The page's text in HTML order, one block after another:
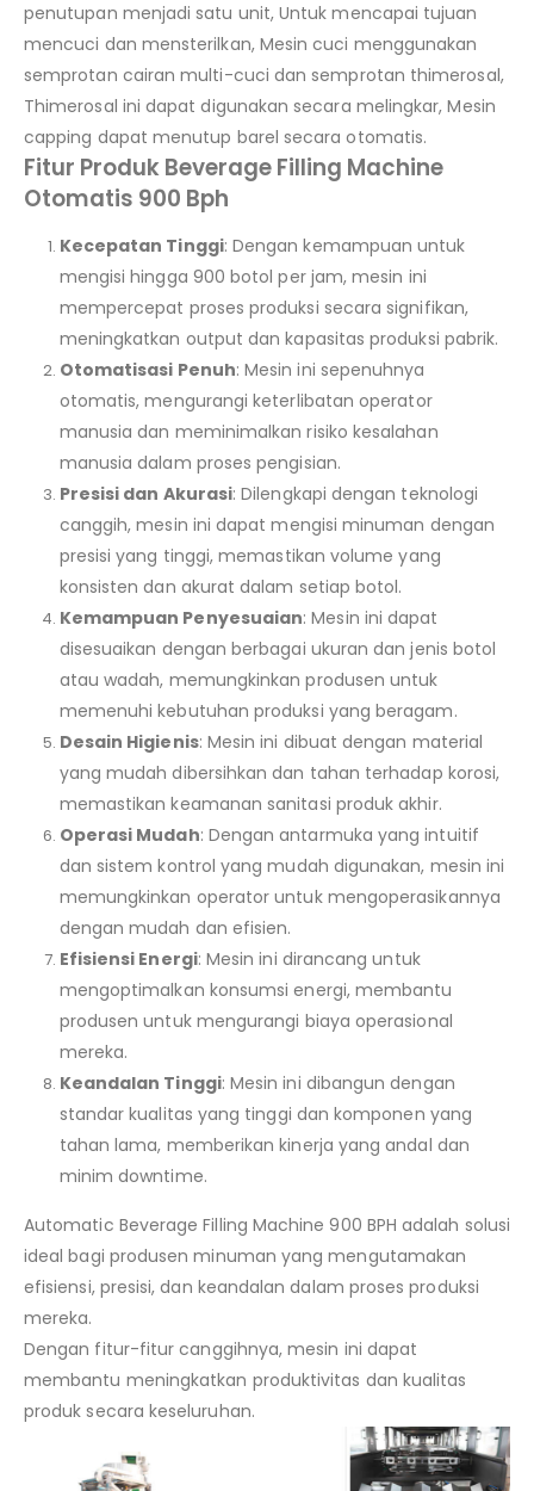
penutupan menjadi satu unit, Untuk mencapai tujuan
mencuci dan mensterilkan, Mesin cuci menggunakan
semprotan cairan multi-cuci dan semprotan thimerosal,
Thimerosal ini dapat digunakan secara melingkar, Mesin
capping dapat menutup barel secara otomatis.
Fitur Produk Beverage Filling Machine
Otomatis 900 Bph
Kecepatan Tinggi: Dengan kemampuan untuk
mengisi hingga 900 botol per jam, mesin ini
mempercepat proses produksi secara signifikan,
meningkatkan output dan kapasitas produksi pabrik.
Otomatisasi Penuh: Mesin ini sepenuhnya
otomatis, mengurangi keterlibatan operator
manusia dan meminimalkan risiko kesalahan
manusia dalam proses pengisian.
Presisi dan Akurasi: Dilengkapi dengan teknologi
canggih, mesin ini dapat mengisi minuman dengan
presisi yang tinggi, memastikan volume yang
konsisten dan akurat dalam setiap botol.
Kemampuan Penyesuaian: Mesin ini dapat
disesuaikan dengan berbagai ukuran dan jenis botol
atau wadah, memungkinkan produsen untuk
memenuhi kebutuhan produksi yang beragam.
Desain Higienis: Mesin ini dibuat dengan material
yang mudah dibersihkan dan tahan terhadap korosi,
memastikan keamanan sanitasi produk akhir.
Operasi Mudah: Dengan antarmuka yang intuitif
dan sistem kontrol yang mudah digunakan, mesin ini
memungkinkan operator untuk mengoperasikannya
dengan mudah dan efisien.
Efisiensi Energi: Mesin ini dirancang untuk
mengoptimalkan konsumsi energi, membantu
produsen untuk mengurangi biaya operasional
mereka.
Keandalan Tinggi: Mesin ini dibangun dengan
standar kualitas yang tinggi dan komponen yang
tahan lama, memberikan kinerja yang andal dan
minim downtime.
Automatic Beverage Filling Machine 900 BPH adalah solusi
ideal bagi produsen minuman yang mengutamakan
efisiensi, presisi, dan keandalan dalam proses produksi
mereka.
Dengan fitur-fitur canggihnya, mesin ini dapat
membantu meningkatkan produktivitas dan kualitas
produk secara keseluruhan.